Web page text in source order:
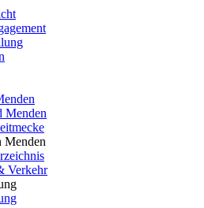
Menden
Menden
Verkehr